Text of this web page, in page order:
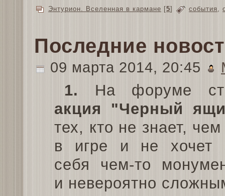
Энтурион. Вселенная в кармане [5] события ,
Последние
09 марта 2014, 20:45
1. На форуме
акция "Черный
тех, кто не знает,
в игре и не хочет
себя чем-то
и невероятно